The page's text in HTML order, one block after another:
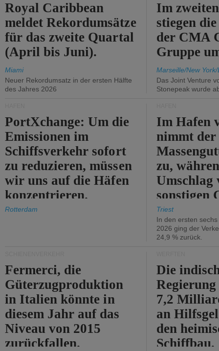
Royal Caribbean
meldet Rekordumsätze
für das zweite Quartal
(April bis Juni).
Miami
Neuer Rekordumsatz in der ersten Hälfte
des Jahres 2026
Im
stiegen
der CMA
Gruppe
Marseille/New
Das Joint Venture
Stonepeak wurde
PortXchange: Um die
Emissionen im
Schiffsverkehr sofort
zu reduzieren, müssen
wir uns auf die Häfen
konzentrieren.
Rotterdam
Im Hafen
nimmt der
zu,
Umschlag
sonstigen
abnimmt.
Triest
In den ersten
2026 ging der
24,9 % zurück.
Fermerci, die
Güterzugproduktion
in Italien könnte in
diesem Jahr auf das
Niveau von 2015
zurückfallen.
Die
7,2
an
den
Schiffbau.